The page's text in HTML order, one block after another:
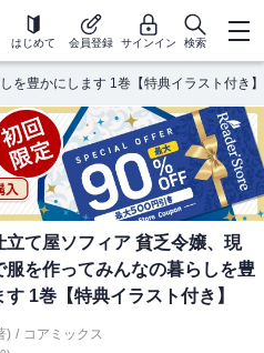
はじめて 会員登録 サインイン 検索
を豊かにします 1巻【特典イラスト付き】
立て屋ソフィア 貧乏令嬢、現
服を作ってみんなの暮らしを豊
1巻【特典イラスト付き】
) / コアミックス